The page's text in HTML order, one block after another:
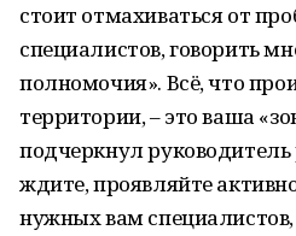
стоит отмахиваться от
специалистов, говорить
полномочия». Всё, что
территории, – это ваша
подчеркнул
ждите, проявляйте
нужных вам